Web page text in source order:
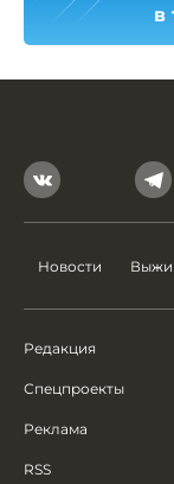
в
Новости
Редакция
Спецпроекты
Реклама
RSS